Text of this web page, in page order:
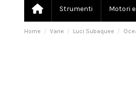
Strumenti Motori
Home Varie Luci Subaquee